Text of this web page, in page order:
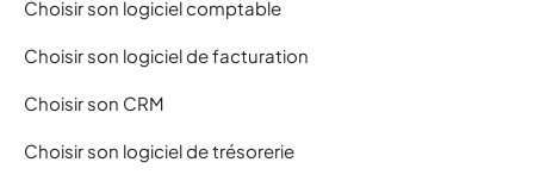
Choisir son logiciel comptable
Choisir son logiciel de facturation
Choisir son CRM
Choisir son logiciel de trésorerie